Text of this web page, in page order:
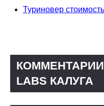
Туриновер
КОММЕНТАРИИ
LABS КАЛУГА